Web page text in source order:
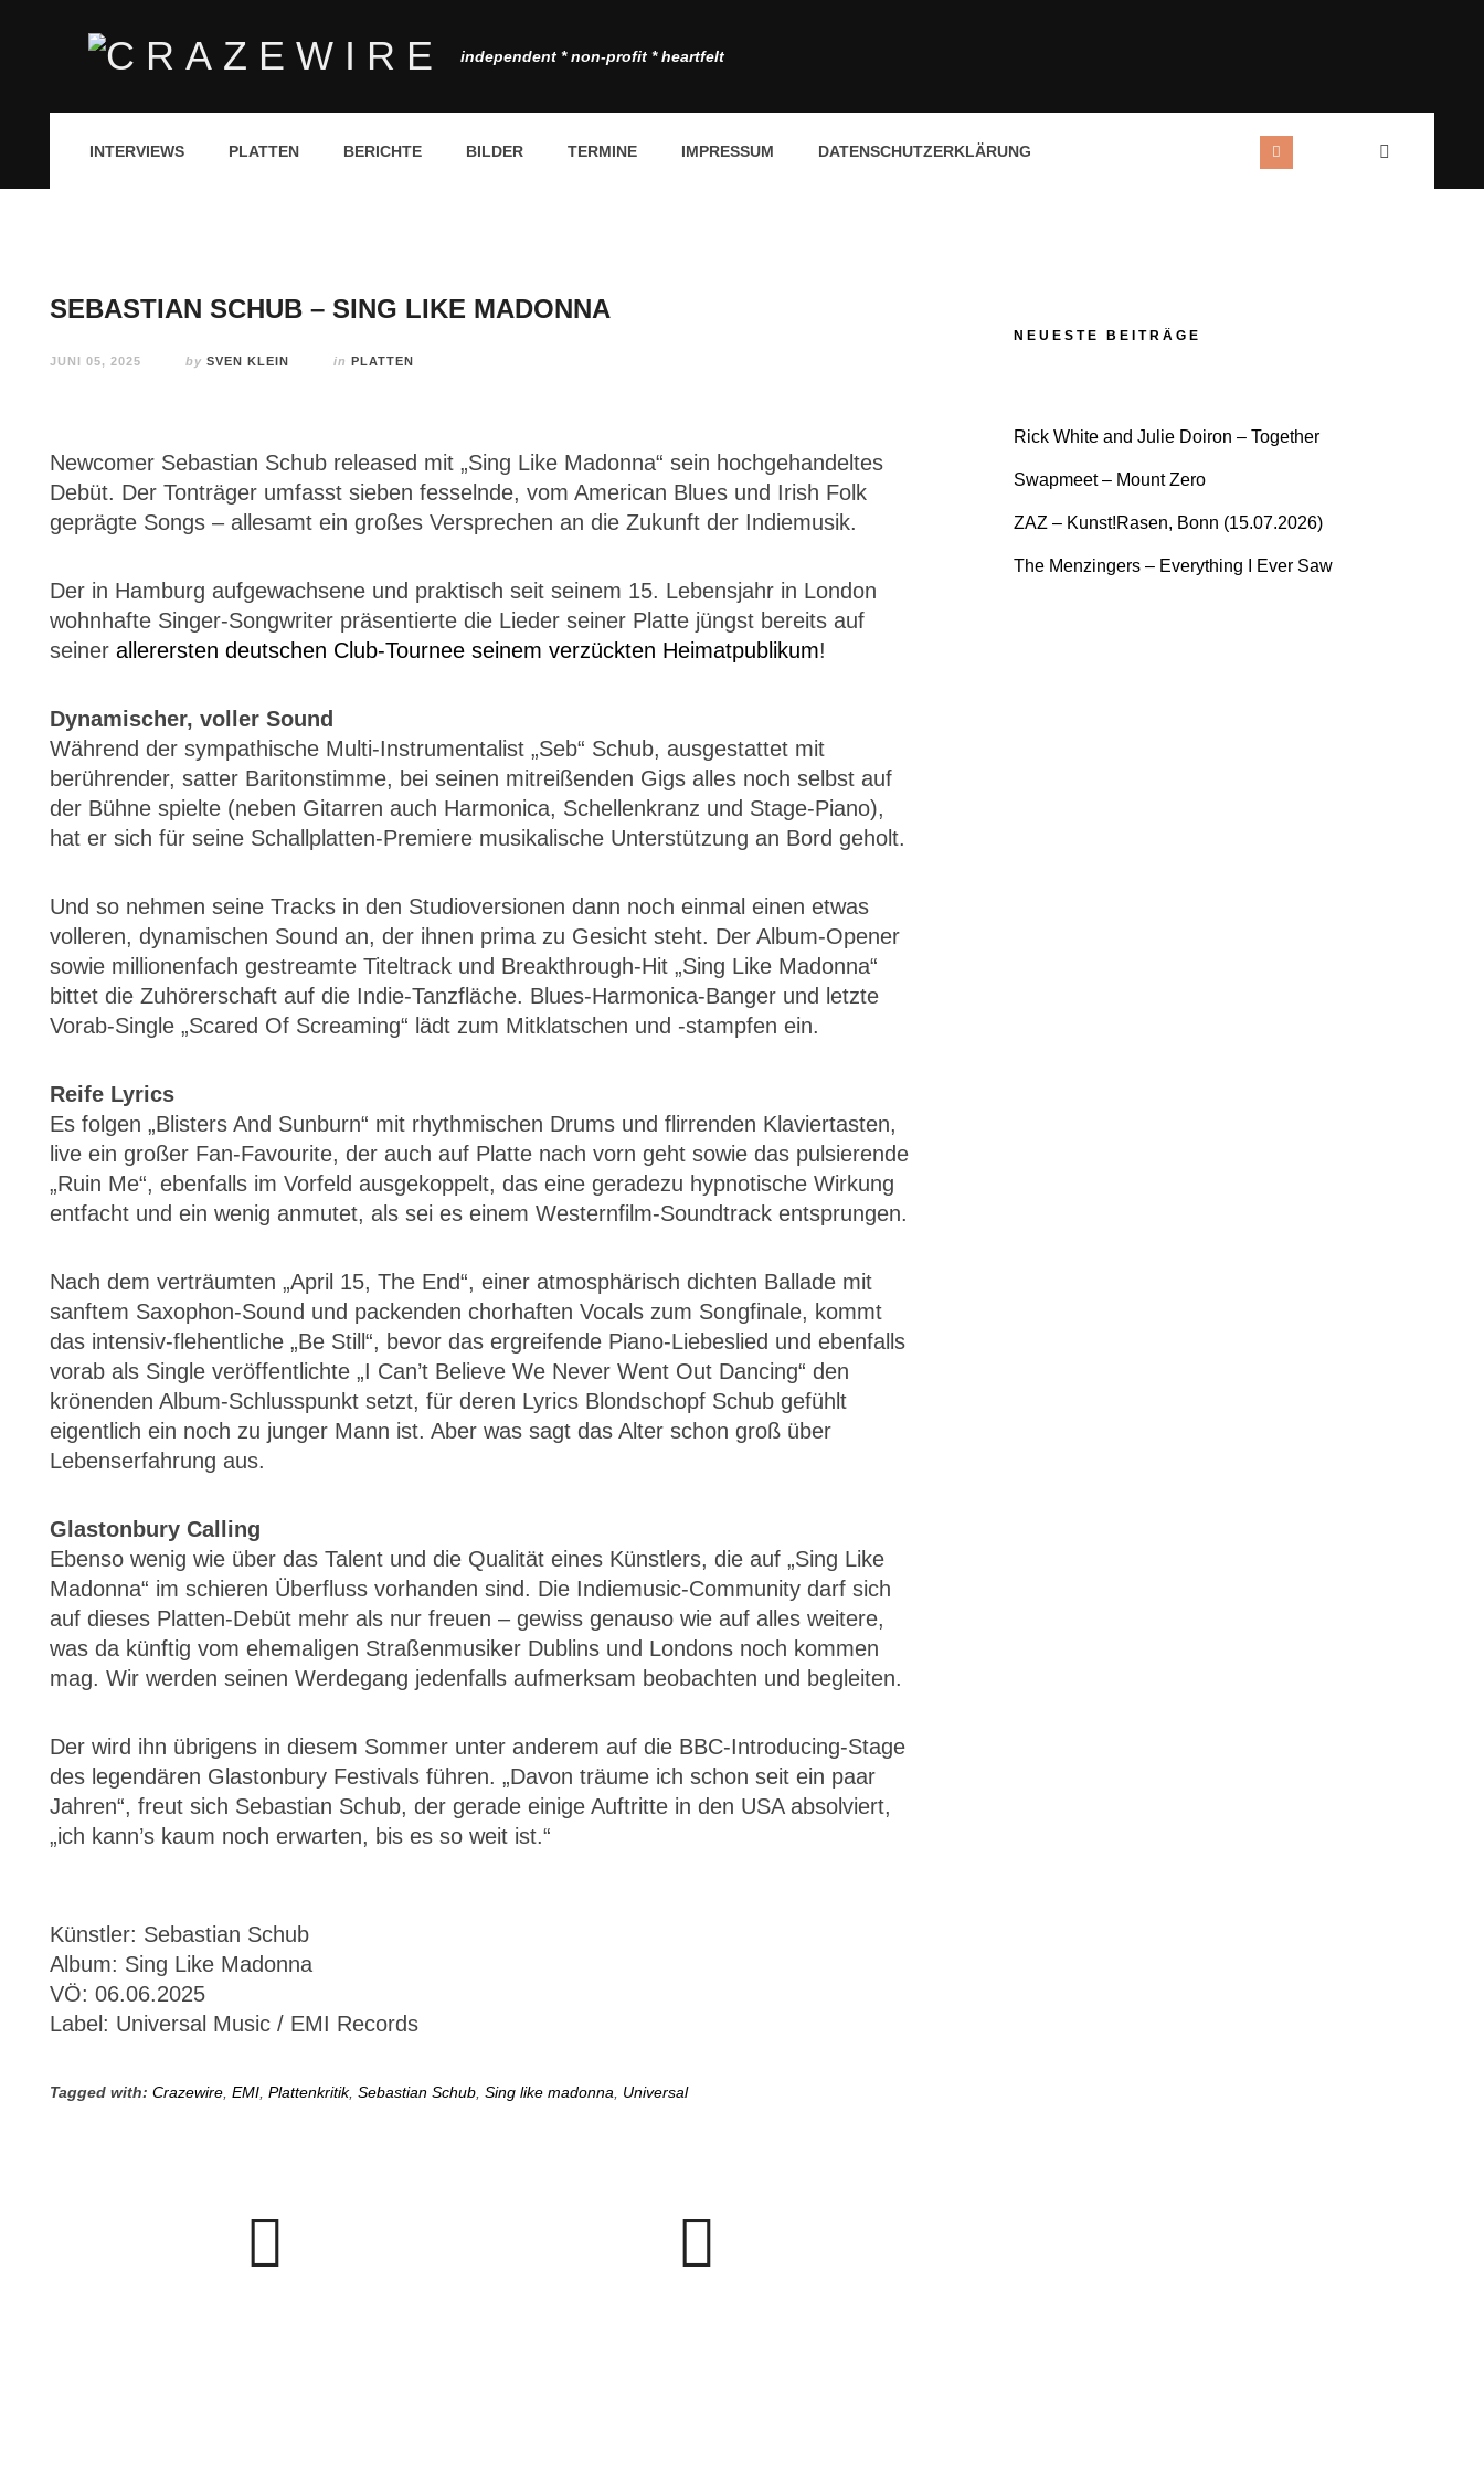
independent * non-profit * heartfelt
INTERVIEWS PLATTEN BERICHTE BILDER TERMINE IMPRESSUM DATENSCHUTZERKLÄRUNG
SEBASTIAN SCHUB – SING LIKE MADONNA
JUNI 05, 2025 by SVEN KLEIN in PLATTEN
Newcomer Sebastian Schub released mit „Sing Like Madonna“ sein hochgehandeltes
Debüt. Der Tonträger umfasst sieben fesselnde, vom American Blues und Irish Folk
geprägte Songs – allesamt ein großes Versprechen an die Zukunft der Indiemusik.
Der in Hamburg aufgewachsene und praktisch seit seinem 15. Lebensjahr in London
wohnhafte Singer-Songwriter präsentierte die Lieder seiner Platte jüngst bereits auf
seiner allerersten deutschen Club-Tournee seinem verzückten Heimatpublikum!
Dynamischer, voller Sound
Während der sympathische Multi-Instrumentalist „Seb“ Schub, ausgestattet mit
berührender, satter Baritonstimme, bei seinen mitreißenden Gigs alles noch selbst auf
der Bühne spielte (neben Gitarren auch Harmonica, Schellenkranz und Stage-Piano),
hat er sich für seine Schallplatten-Premiere musikalische Unterstützung an Bord geholt.
Und so nehmen seine Tracks in den Studioversionen dann noch einmal einen etwas
volleren, dynamischen Sound an, der ihnen prima zu Gesicht steht. Der Album-Opener
sowie millionenfach gestreamte Titeltrack und Breakthrough-Hit „Sing Like Madonna“
bittet die Zuhörerschaft auf die Indie-Tanzfläche. Blues-Harmonica-Banger und letzte
Vorab-Single „Scared Of Screaming“ lädt zum Mitklatschen und -stampfen ein.
Reife Lyrics
Es folgen „Blisters And Sunburn“ mit rhythmischen Drums und flirrenden Klaviertasten,
live ein großer Fan-Favourite, der auch auf Platte nach vorn geht sowie das pulsierende
„Ruin Me“, ebenfalls im Vorfeld ausgekoppelt, das eine geradezu hypnotische Wirkung
entfacht und ein wenig anmutet, als sei es einem Westernfilm-Soundtrack entsprungen.
Nach dem verträumten „April 15, The End“, einer atmosphärisch dichten Ballade mit
sanftem Saxophon-Sound und packenden chorhaften Vocals zum Songfinale, kommt
das intensiv-flehentliche „Be Still“, bevor das ergreifende Piano-Liebeslied und ebenfalls
vorab als Single veröffentlichte „I Can’t Believe We Never Went Out Dancing“ den
krönenden Album-Schlusspunkt setzt, für deren Lyrics Blondschopf Schub gefühlt
eigentlich ein noch zu junger Mann ist. Aber was sagt das Alter schon groß über
Lebenserfahrung aus.
Glastonbury Calling
Ebenso wenig wie über das Talent und die Qualität eines Künstlers, die auf „Sing Like
Madonna“ im schieren Überfluss vorhanden sind. Die Indiemusic-Community darf sich
auf dieses Platten-Debüt mehr als nur freuen – gewiss genauso wie auf alles weitere,
was da künftig vom ehemaligen Straßenmusiker Dublins und Londons noch kommen
mag. Wir werden seinen Werdegang jedenfalls aufmerksam beobachten und begleiten.
Der wird ihn übrigens in diesem Sommer unter anderem auf die BBC-Introducing-Stage
des legendären Glastonbury Festivals führen. „Davon träume ich schon seit ein paar
Jahren“, freut sich Sebastian Schub, der gerade einige Auftritte in den USA absolviert,
„ich kann’s kaum noch erwarten, bis es so weit ist.“
Künstler: Sebastian Schub
Album: Sing Like Madonna
VÖ: 06.06.2025
Label: Universal Music / EMI Records
Tagged with: Crazewire EMI Plattenkritik, Sebastian Schub Sing like madonna Universal
NEUESTE BEITRÄGE
Rick White and Julie Doiron – Together
Swapmeet – Mount Zero
ZAZ – Kunst!Rasen, Bonn (15.07.2026)
The Menzingers – Everything I Ever Saw